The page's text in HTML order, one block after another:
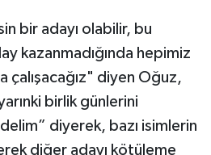
bir adayı olabilir, bu
kazanmadığında hepimiz
çalışacağız" diyen Oğuz,
birlik günlerini
diyerek, bazı isimlerin
diğer adayı kötüleme